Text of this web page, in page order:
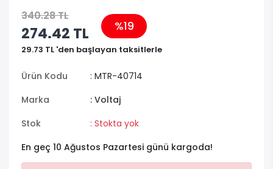
340.28 TL
274.42 TL %19
29.73 TL 'den başlayan taksitlerle
Ürün Kodu
: MTR-40714
Marka
: Voltaj
Stok
: Stokta yok
En geç 10 Ağustos Pazartesi günü kargoda!